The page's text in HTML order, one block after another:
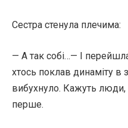
Сестра стенула плечима:
— А так собі…— І
хтось поклав динаміту в
вибухнуло. Кажуть люди,
перше.